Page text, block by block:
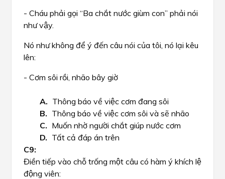
- Cháu phải gọi “Ba chắt nước giùm con” phải nói
như vậy.
Nó như không để ý đến câu nói của tôi, nó lại kêu
lên:
- Cơm sôi rồi, nhão bây giờ
Thông báo về việc cơm đang sôi
Thông báo về việc cơm sôi và sẽ nhão
Muốn nhờ người chắt giúp nước cơm
Tất cả đáp án trên
Điền tiếp vào chỗ trống một câu có hàm ý khích lệ
động viên: